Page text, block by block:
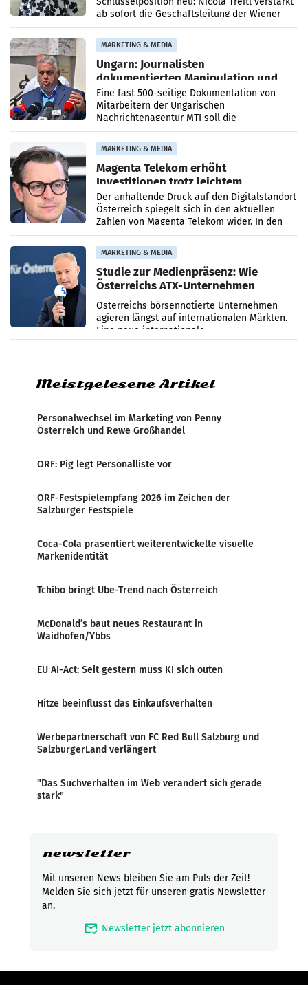
ab sofort die Geschäftsleitung der Wiener
PR-Agentur an der Seite von Josef Kalina und
Anna Kalina-Mahr.
MARKETING & MEDIA
Ungarn: Journalisten
dokumentierten Manipulation und
Zensur
Eine fast 500-seitige Dokumentation von
Mitarbeitern der Ungarischen
Nachrichtenagentur MTI soll die
systematische Nachrichten-Manipulation und
Zensur bei der Agentur während der Zeit
MARKETING & MEDIA
Magenta Telekom erhöht
Investitionen trotz leichtem
Umsatzrückgang
Der anhaltende Druck auf den Digitalstandort
Österreich spiegelt sich in den aktuellen
Zahlen von Magenta Telekom wider. In den
ersten sechs Monaten des laufenden Jahres
verzeichnete
MARKETING & MEDIA
Studie zur Medienpräsenz: Wie
Österreichs ATX-Unternehmen
international wahrgenommen
werden
Österreichs börsennotierte Unternehmen
agieren längst auf internationalen Märkten.
Eine neue internationale
Medienresonanzanalyse untersucht die
Meistgelesene Artikel
Personalwechsel im Marketing von Penny
Österreich und Rewe Großhandel
ORF: Pig legt Personalliste vor
ORF-Festspielempfang 2026 im Zeichen der
Salzburger Festspiele
Coca-Cola präsentiert weiterentwickelte visuelle
Markenidentität
Tchibo bringt Ube-Trend nach Österreich
McDonald’s baut neues Restaurant in
Waidhofen/Ybbs
EU AI-Act: Seit gestern muss KI sich outen
Hitze beeinflusst das Einkaufsverhalten
Werbepartnerschaft von FC Red Bull Salzburg und
SalzburgerLand verlängert
"Das Suchverhalten im Web verändert sich gerade
stark"
newsletter
Mit unseren News bleiben Sie am Puls der Zeit!
Melden Sie sich jetzt für unseren gratis Newsletter
an.
mark_email_read Newsletter jetzt abonnieren